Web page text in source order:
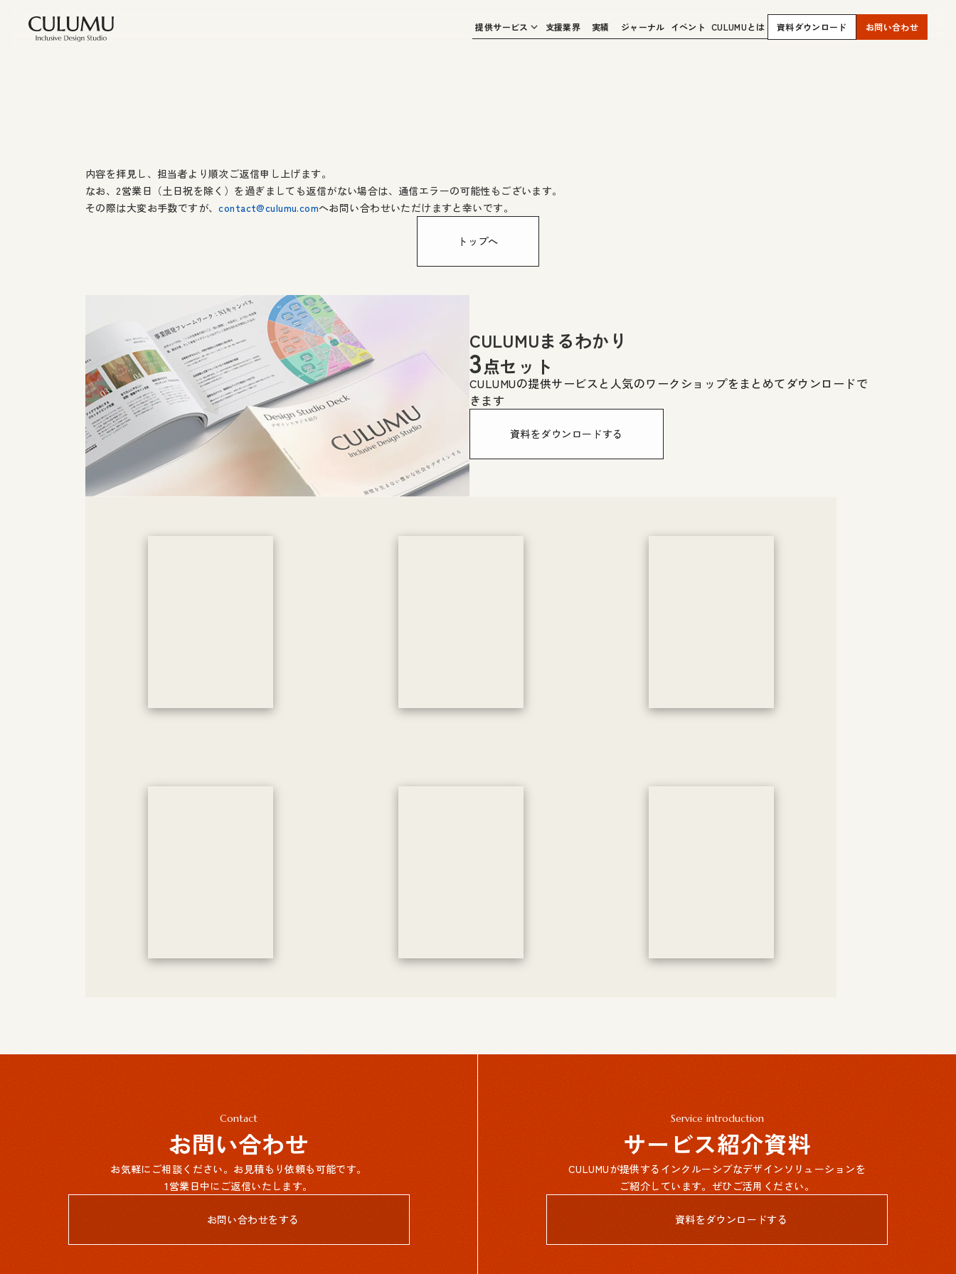
提供サービス 支援業界 実績 ジャーナル イベント CULUMUとは 資料ダウンロード お問い合わせ
内容を拝見し、担当者より順次ご返信申し上げます。
なお、2営業日（土日祝を除く）を過ぎましても返信がない場合は、通信エラーの可能性もございます。
その際は大変お手数ですが、contact@culumu.comへお問い合わせいただけますと幸いです。
トップへ
CULUMUまるわかり
3点セット
CULUMUの提供サービスと人気のワークショップをまとめてダウンロードで
きます
資料をダウンロードする
Contact
お問い合わせ
お気軽にご相談ください。お見積もり依頼も可能です。
1営業日中にご返信いたします。
お問い合わせをする
Service introduction
サービス紹介資料
CULUMUが提供するインクルーシブなデザインソリューションを
ご紹介しています。ぜひご活用ください。
資料をダウンロードする